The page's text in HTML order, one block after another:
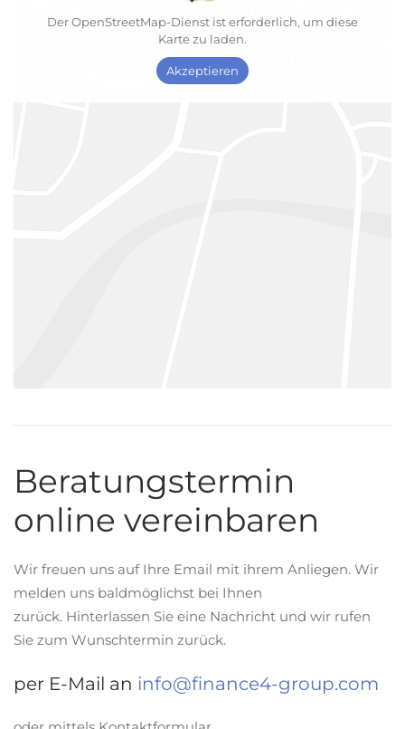
Der OpenStreetMap-Dienst ist erforderlich, um diese
Karte zu laden.
Akzeptieren
Beratungstermin
online vereinbaren
Wir freuen uns auf Ihre Email mit ihrem Anliegen. Wir
melden uns baldmöglichst bei Ihnen
zurück. Hinterlassen Sie eine Nachricht und wir rufen
Sie zum Wunschtermin zurück.
per E-Mail an info@finance4-group.com